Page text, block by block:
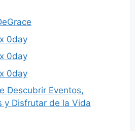
0day
0day
0day
Descubrir Eventos,
y Disfrutar de la Vida